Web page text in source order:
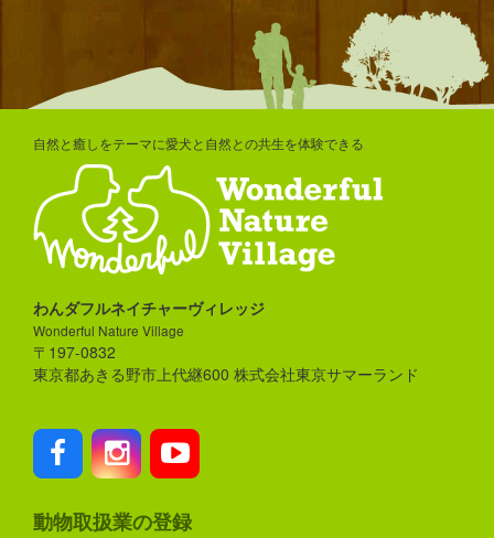
自然と癒しをテーマに愛犬と自然との共生を体験できる
わんダフルネイチャーヴィレッジ
Wonderful Nature Village
〒197-0832
東京都あきる野市上代継600 株式会社東京サマーランド
動物取扱業の登録